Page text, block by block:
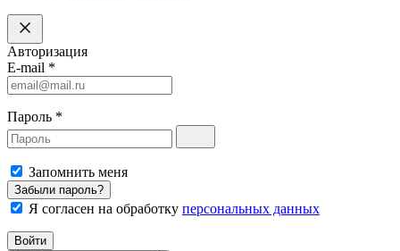
Авторизация
E-mail *
Пароль *
Запомнить меня
Забыли пароль?
Я согласен на обработку персональных данных
Войти